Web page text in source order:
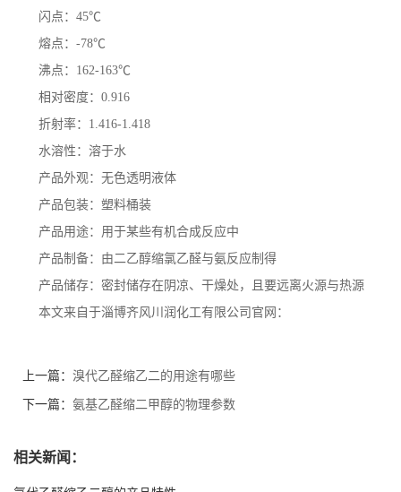
闪点： 45℃
熔点： -78℃
沸点： 162-163℃
相对密度： 0.916
折射率： 1.416-1.418
水溶性：溶于水
产品外观：无色透明液体
产品包装：塑料桶装
产品用途：用于某些有机合成反应中
产品制备：由二乙醇缩氯乙醛与氨反应制得
产品储存：密封储存在阴凉、干燥处，且要远离火源与热源
本文来自于淄博齐风川润化工有限公司官网：
上一篇： 溴代乙醛缩乙二的用途有哪些
下一篇： 氨基乙醛缩二甲醇的物理参数
相关新闻：